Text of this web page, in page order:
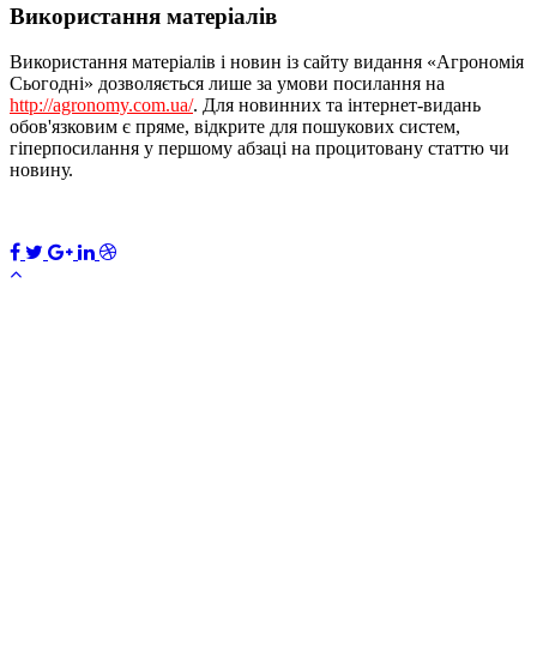
Використання матеріалів
Використання матеріалів і новин із сайту видання «Агрономія
Сьогодні» дозволяється лише за умови посилання на
http://agronomy.com.ua/. Для новинних та інтернет-видань
обов'язковим є пряме, відкрите для пошукових систем,
гіперпосилання у першому абзаці на процитовану статтю чи
новину.